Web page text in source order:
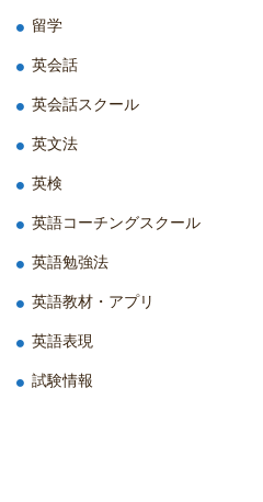
留学
英会話
英会話スクール
英文法
英検
英語コーチングスクール
英語勉強法
英語教材・アプリ
英語表現
試験情報